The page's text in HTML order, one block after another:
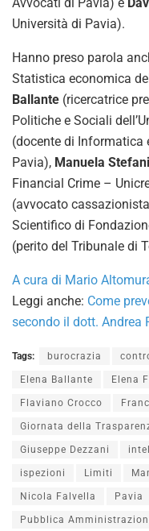
Università di Pavia).
Hanno preso parola
Statistica economica
Ballante (ricercatrice
Politiche e Sociali
(docente di Informatica
Pavia), Manuela
Financial Crime –
(avvocato
Scientifico di
(perito del Tribunale di
A cura di Mario
Leggi anche: Come
secondo il dott. Andrea
Tags: burocrazia
Elena Ballante Elena
Flaviano Crocco
Giornata della
Giuseppe Dezzani
ispezioni Limiti
Nicola Falvella Pavia
Pubblica